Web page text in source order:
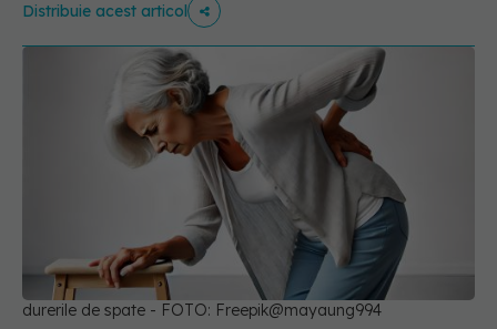
Distribuie acest articol
durerile de spate - FOTO: Freepik@mayaung994